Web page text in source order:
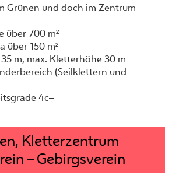
Grünen und doch im Zentrum
über 700 m²
über 150 m²
m, max. Kletterhöhe 30 m
(Seilklettern und
4c–
Kletterzentrum
– Gebirgsverein